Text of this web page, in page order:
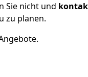
Sie nicht und
zu planen.